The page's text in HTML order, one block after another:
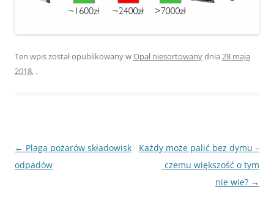
Ten wpis został opublikowany wOpał niesortowanydnia 28 maja
2018, .
Zobacz
wpisy
← Plaga pożarów składowisk
odpadów
Każdy może palić bez dymu –
czemu większość o tym
nie wie? →